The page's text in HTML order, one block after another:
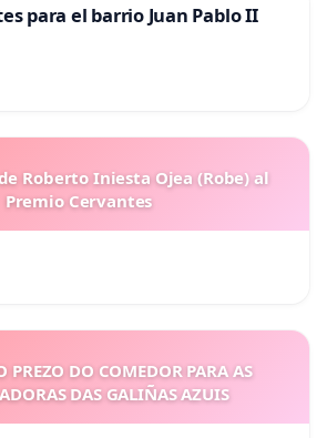
para el barrio Juan Pablo II
Roberto Iniesta Ojea (Robe) al
Premio Cervantes
PREZO DO COMEDOR PARA AS
DAS GALIÑAS AZUIS